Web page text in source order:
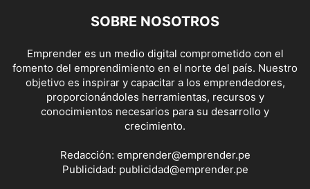
SOBRE NOSOTROS
Emprender es un medio digital comprometido con el
fomento del emprendimiento en el norte del país. Nuestro
objetivo es inspirar y capacitar a los emprendedores,
proporcionándoles herramientas, recursos y
conocimientos necesarios para su desarrollo y
crecimiento.
Redacción: emprender@emprender.pe
Publicidad: publicidad@emprender.pe